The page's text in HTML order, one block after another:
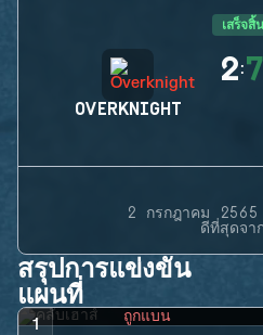
เสร็จสิ้น
OVERKNIGHT
2:7
2 กรกฎาคม
ดีที่สุดจา
สรุปการแข่งขัน
แผนที่
1 ถูกแบน